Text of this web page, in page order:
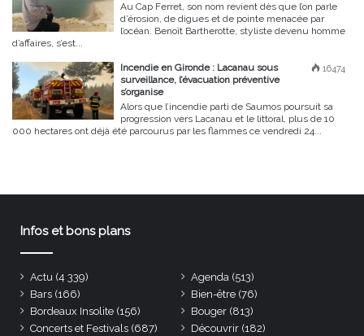
Au Cap Ferret, son nom revient dès que l’on parle
d’érosion, de digues et de pointe menacée par
l’océan. Benoît Bartherotte, styliste devenu homme
d’affaires, s’est...
16474
Incendie en Gironde : Lacanau sous
surveillance, l’évacuation préventive
s’organise
Alors que l’incendie parti de Saumos poursuit sa
progression vers Lacanau et le littoral, plus de 10
000 hectares ont déjà été parcourus par les flammes ce vendredi 24...
Infos et bons plans
Actu (4 339) Agenda (513)
Bars (166) Bien-être (76)
Bordeaux Insolite (156) Bouger (813)
Concerts et Festivals (687) Découvrir (182)